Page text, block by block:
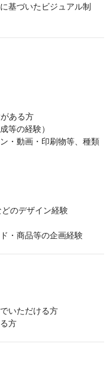
基づいたビジュアル制
ある方
等の経験）
・動画・印刷物等、種類
のデザイン経験
・商品等の企画経験
いただける方
方